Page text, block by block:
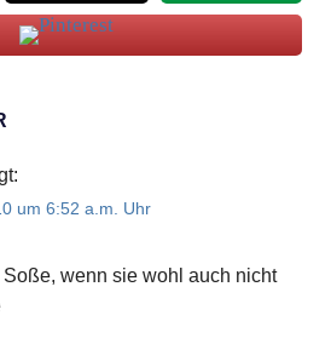
um 6:52 a.m. Uhr
wenn sie wohl auch nicht